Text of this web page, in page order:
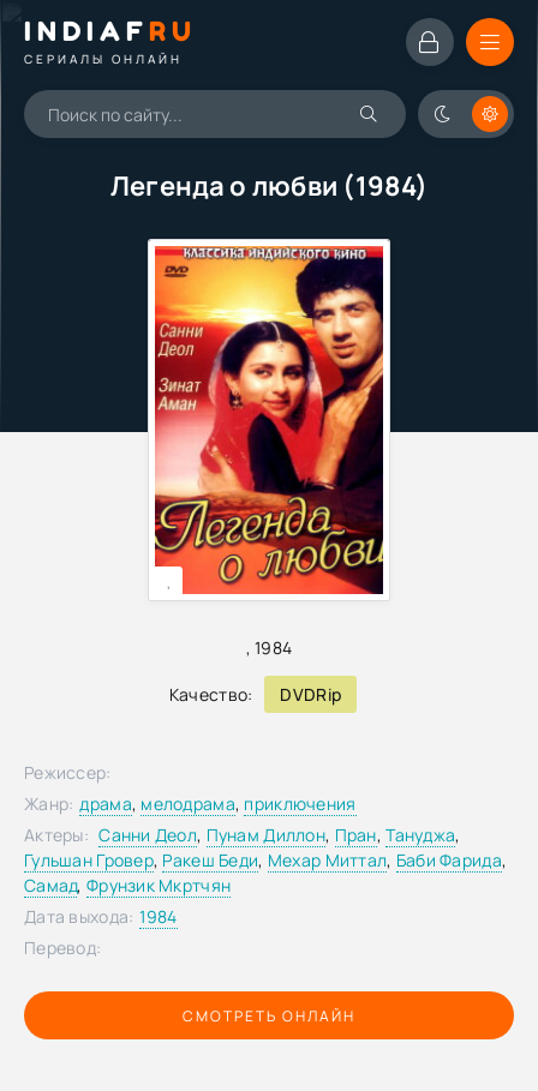
INDIAFRU
СЕРИАЛЫ ОНЛАЙН
Легенда о любви (1984)
,1984
Качество: DVDRip
,
СМОТРЕТЬ ОНЛАЙН
Режиссер:
Жанр: драма, мелодрама, приключения
Актеры: Санни Деол, Пунам Диллон, Пран,Тануджа,
Гульшан Гровер, Ракеш Беди, Мехар Миттал, Баби Фарида,
Самад, Фрунзик Мкртчян
Дата выхода: 1984
Перевод: